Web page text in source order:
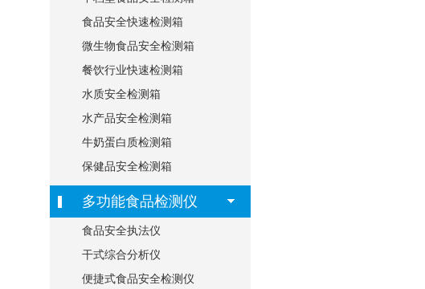
食品安全快速检测箱
微生物食品安全检测箱
餐饮行业快速检测箱
水质安全检测箱
水产品安全检测箱
牛奶蛋白质检测箱
保健品安全检测箱
多功能食品检测仪
食品安全执法仪
干式综合分析仪
便捷式食品安全检测仪